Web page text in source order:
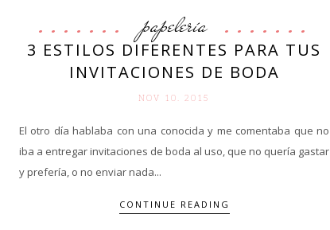
papelería
3 ESTILOS DIFERENTES PARA TUS
INVITACIONES DE BODA
NOV 10. 2015
El otro día hablaba con una conocida y me comentaba que no
iba a entregar invitaciones de boda al uso, que no quería gastar
y prefería, o no enviar nada...
CONTINUE READING